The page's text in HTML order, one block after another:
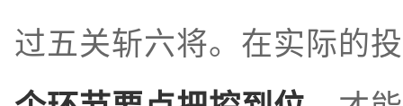
过五关斩六将。在实际的